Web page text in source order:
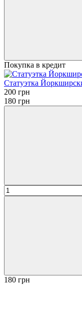
Покупка в кредит
Статуэтка
200 грн
180 грн
180 грн